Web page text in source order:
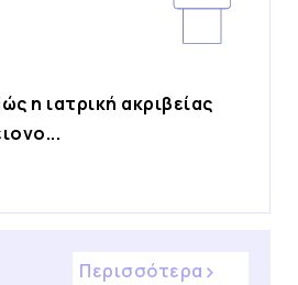
η ιατρική ακριβείας
Περισσότερα